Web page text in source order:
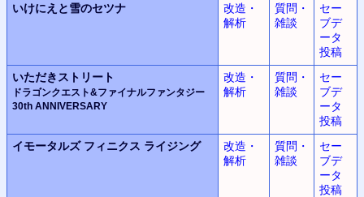
いけにえと雪のセツナ
改造・
解析
質問・
雑談
セー
ブデ
ータ
投稿
いただきストリート
ドラゴンクエスト&ファイナルファンタジー
30th ANNIVERSARY
改造・
解析
質問・
雑談
セー
ブデ
ータ
投稿
イモータルズ フィニクス ライジング
改造・
解析
質問・
雑談
セー
ブデ
ータ
投稿